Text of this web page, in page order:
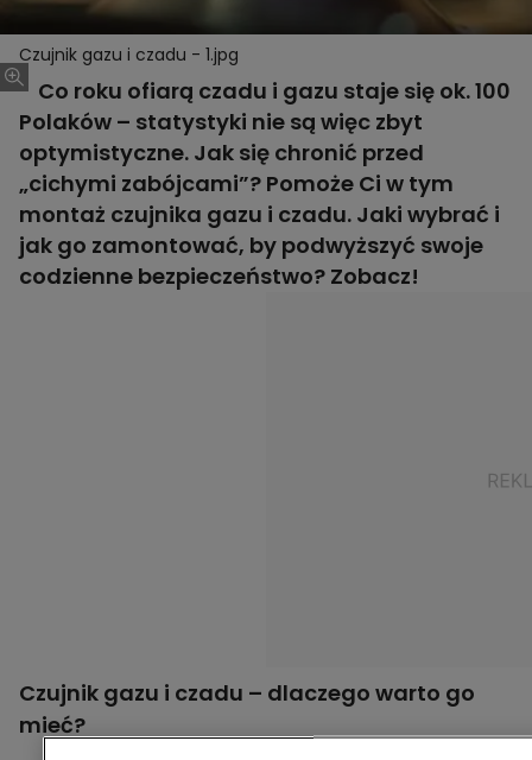
Czujnik gazu i czadu - 1.jpg
Co roku ofiarą czadu i gazu staje się ok. 100
Polaków – statystyki nie są więc zbyt
optymistyczne. Jak się chronić przed
„cichymi zabójcami”? Pomoże Ci w tym
montaż czujnika gazu i czadu. Jaki wybrać i
jak go zamontować, by podwyższyć swoje
codzienne bezpieczeństwo? Zobacz!
Czujnik gazu i czadu – dlaczego warto go
mieć?